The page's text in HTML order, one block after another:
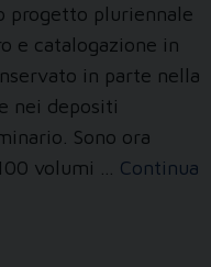
progetto pluriennale
e catalogazione in
in parte nella
nei depositi
Sono ora
volumi … Continua